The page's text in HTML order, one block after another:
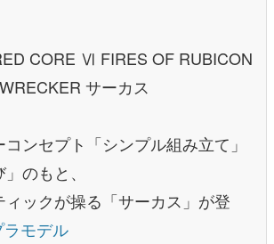
CORE Ⅵ FIRES OF RUBICON
サーカス
ンセプト「シンプル組み立て」
のもと、
ィックが操る「サーカス」が登
ラモデル